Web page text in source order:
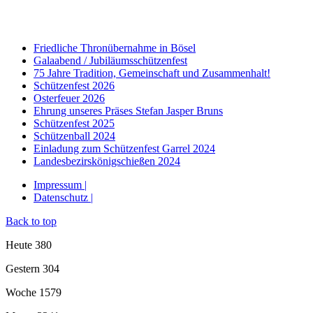
Friedliche Thronübernahme in Bösel
Galaabend / Jubiläumsschützenfest
75 Jahre Tradition, Gemeinschaft und Zusammenhalt!
Schützenfest 2026
Osterfeuer 2026
Ehrung unseres Präses Stefan Jasper Bruns
Schützenfest 2025
Schützenball 2024
Einladung zum Schützenfest Garrel 2024
Landesbezirskönigschießen 2024
Impressum |
Datenschutz |
Back to top
Heute 380
Gestern 304
Woche 1579